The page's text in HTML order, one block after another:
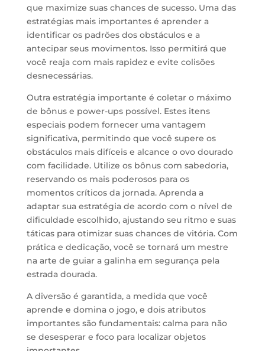
que maximize suas chances de sucesso. Uma das
estratégias mais importantes é aprender a
identificar os padrões dos obstáculos e a
antecipar seus movimentos. Isso permitirá que
você reaja com mais rapidez e evite colisões
desnecessárias.
Outra estratégia importante é coletar o máximo
de bônus e power-ups possível. Estes itens
especiais podem fornecer uma vantagem
significativa, permitindo que você supere os
obstáculos mais difíceis e alcance o ovo dourado
com facilidade. Utilize os bônus com sabedoria,
reservando os mais poderosos para os
momentos críticos da jornada. Aprenda a
adaptar sua estratégia de acordo com o nível de
dificuldade escolhido, ajustando seu ritmo e suas
táticas para otimizar suas chances de vitória. Com
prática e dedicação, você se tornará um mestre
na arte de guiar a galinha em segurança pela
estrada dourada.
A diversão é garantida, a medida que você
aprende e domina o jogo, e dois atributos
importantes são fundamentais: calma para não
se desesperar e foco para localizar objetos